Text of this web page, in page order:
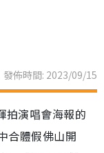
發佈時間: 2023/09/15
拍演唱會海報的
合體假佛山開